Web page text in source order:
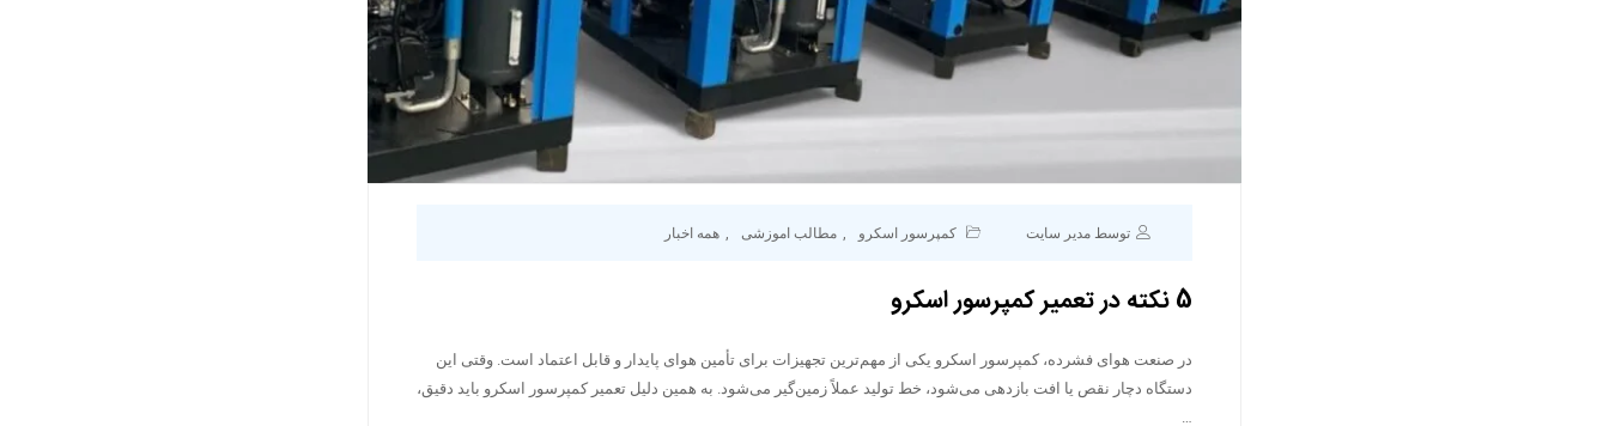
توسط مدیر سایت کمپرسور اسکرو مطالب اموزشی همه اخبار
5 نکته در تعمیر کمپرسور اسکرو
در صنعت هوای فشرده، کمپرسور اسکرو یکی از مهم‌ترین تجهیزات برای تأمین هوای پایدار و قابل اعتماد است. وقتی این
دستگاه دچار نقص یا افت بازدهی می‌شود، خط تولید عملاً زمین‌گیر می‌شود. به همین دلیل تعمیر کمپرسور اسکرو باید دقیق،